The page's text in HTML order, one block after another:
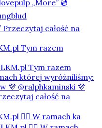
Tym razem
👇🏻 W ramach ka